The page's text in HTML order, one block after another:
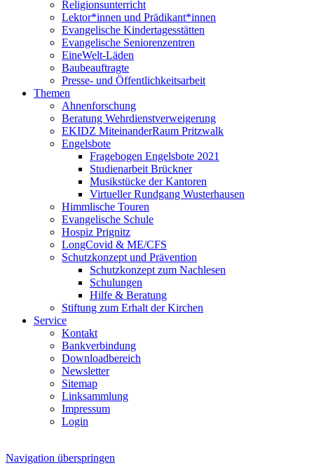
Religionsunterricht
Lektor*innen und Prädikant*innen
Evangelische Kindertagesstätten
Evangelische Seniorenzentren
EineWelt-Läden
Baubeauftragte
Presse- und Öffentlichkeitsarbeit
Themen
Ahnenforschung
Beratung Wehrdienstverweigerung
EKIDZ MiteinanderRaum Pritzwalk
Engelsbote
Fragebogen Engelsbote 2021
Studienarbeit Brückner
Musikstücke der Kantoren
Virtueller Rundgang Wusterhausen
Himmlische Touren
Evangelische Schule
Hospiz Prignitz
LongCovid & ME/CFS
Schutzkonzept und Prävention
Schutzkonzept zum Nachlesen
Schulungen
Hilfe & Beratung
Stiftung zum Erhalt der Kirchen
Service
Kontakt
Bankverbindung
Downloadbereich
Newsletter
Sitemap
Linksammlung
Impressum
Login
Navigation überspringen